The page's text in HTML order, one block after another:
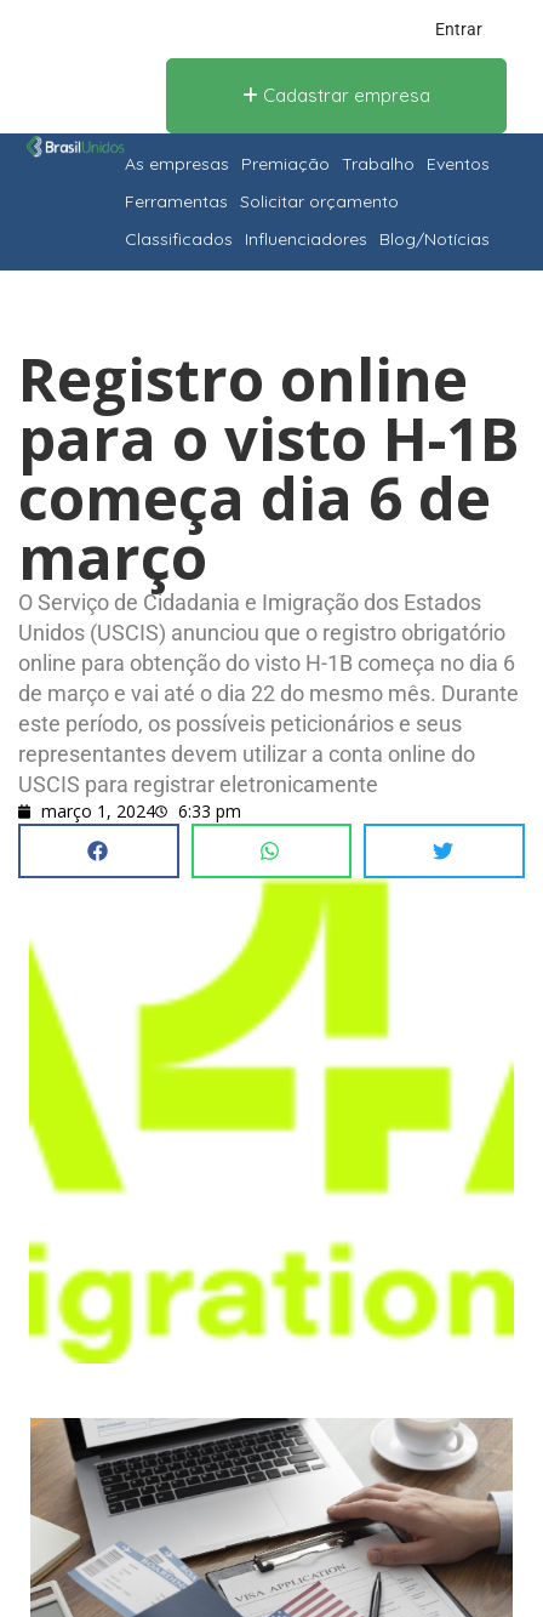
Entrar
Cadastrar empresa
As empresas Premiação Trabalho
Eventos
Ferramentas
Solicitar orçamento
Classificados
Influenciadores Blog/Notícias
Registro online
para o visto H-1B
começa dia 6 de
março
O Serviço de Cidadania e Imigração dos Estados
Unidos (USCIS) anunciou que o registro obrigatório
online para obtenção do visto H-1B começa no dia 6
de março e vai até o dia 22 do mesmo mês. Durante
este período, os possíveis peticionários e seus
representantes devem utilizar a conta online do
USCIS para registrar eletronicamente
março 1, 2024 6:33 pm